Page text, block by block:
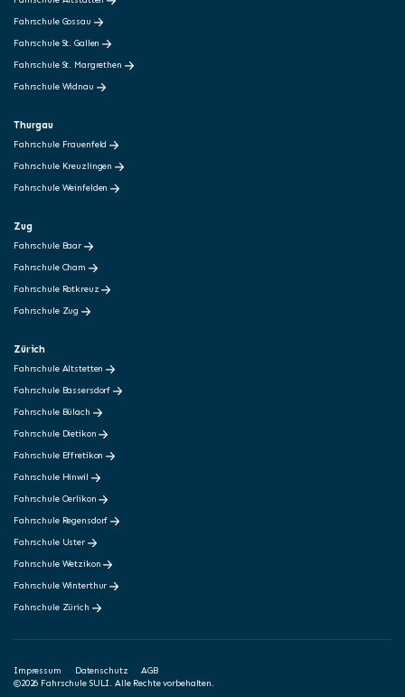
Fahrschule Gossau
Fahrschule St. Gallen
Fahrschule St. Margrethen
Fahrschule Widnau
Thurgau
Fahrschule Frauenfeld
Fahrschule Kreuzlingen
Fahrschule Weinfelden
Zug
Fahrschule Baar
Fahrschule Cham
Fahrschule Rotkreuz
Fahrschule Zug
Zürich
Fahrschule Altstetten
Fahrschule Bassersdorf
Fahrschule Bülach
Fahrschule Dietikon
Fahrschule Effretikon
Fahrschule Hinwil
Fahrschule Oerlikon
Fahrschule Regensdorf
Fahrschule Uster
Fahrschule Wetzikon
Fahrschule Winterthur
Fahrschule Zürich
Impressum Datenschutz
AGB
©2026 Fahrschule SULI. Alle Rechte vorbehalten.